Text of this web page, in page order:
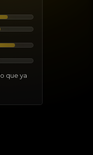
que ya